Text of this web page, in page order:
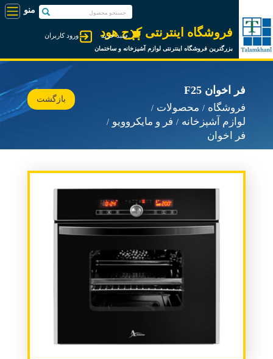
فروشگاه اینترنتی کرج هود
بزرگترین فروشگاه اینترنتی لوازم آشپزخانه و ساختمان
ورود کاربران سبد خرید
فر اخوان F25
فروشگاه
محصولات
لوازم آشپزخانه
فر و مایکروویو
فر اخوان
بازگشت